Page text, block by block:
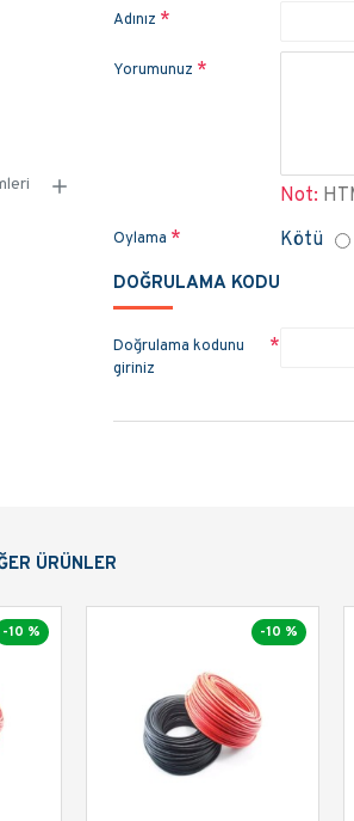
Adınız
Yorumunuz
Not:
Oylama Kötü
DOĞRULAMA KODU
Doğrulama kodunu
giriniz
ÜRÜNLER
-10 % -10 %